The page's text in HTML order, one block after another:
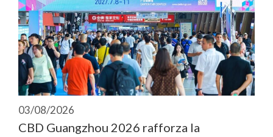
03/08/2026
CBD Guangzhou 2026 rafforza la